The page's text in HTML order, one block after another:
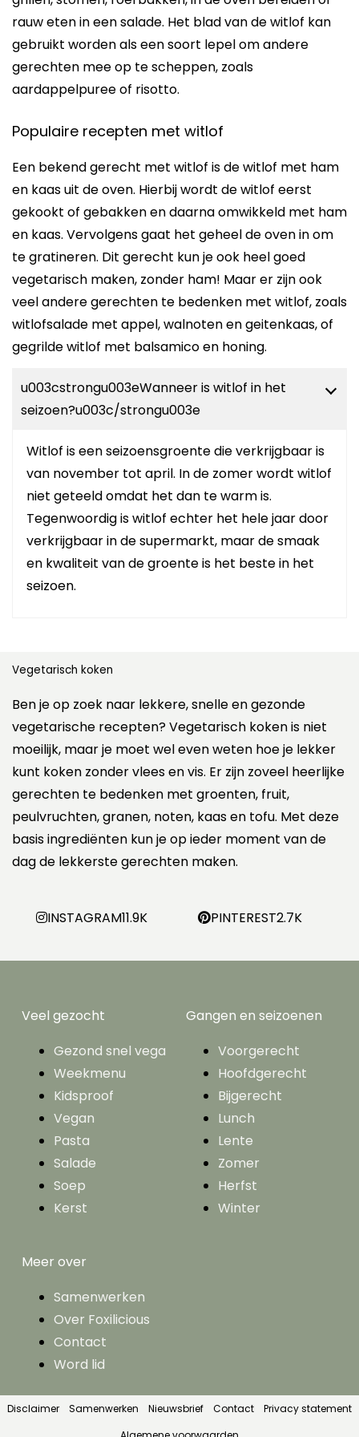
rauw eten in een salade. Het blad van de witlof kan
gebruikt worden als een soort lepel om andere
gerechten mee op te scheppen, zoals
aardappelpuree of risotto.
Populaire recepten met witlof
Een bekend gerecht met witlof is de witlof met ham
en kaas uit de oven. Hierbij wordt de witlof eerst
gekookt of gebakken en daarna omwikkeld met ham
en kaas. Vervolgens gaat het geheel de oven in om
te gratineren. Dit gerecht kun je ook heel goed
vegetarisch maken, zonder ham! Maar er zijn ook
veel andere gerechten te bedenken met witlof, zoals
witlofsalade met appel, walnoten en geitenkaas, of
gegrilde witlof met balsamico en honing.
u003cstrongu003eWanneer is witlof in het
seizoen?u003c/strongu003e
Witlof is een seizoensgroente die verkrijgbaar is
van november tot april. In de zomer wordt witlof
niet geteeld omdat het dan te warm is.
Tegenwoordig is witlof echter het hele jaar door
verkrijgbaar in de supermarkt, maar de smaak
en kwaliteit van de groente is het beste in het
seizoen.
Vegetarisch koken
Ben je op zoek naar lekkere, snelle en gezonde
vegetarische recepten? Vegetarisch koken is niet
moeilijk, maar je moet wel even weten hoe je lekker
kunt koken zonder vlees en vis. Er zijn zoveel heerlijke
gerechten te bedenken met groenten, fruit,
peulvruchten, granen, noten, kaas en tofu. Met deze
basis ingrediënten kun je op ieder moment van de
dag de lekkerste gerechten maken.
INSTAGRAM11.9K PINTEREST2.7K
Veel gezocht
Gezond snel vega
Weekmenu
Kidsproof
Vegan
Pasta
Salade
Soep
Kerst
Gangen en seizoenen
Voorgerecht
Hoofdgerecht
Bijgerecht
Lunch
Lente
Zomer
Herfst
Winter
Meer over
Samenwerken
Over Foxilicious
Contact
Word lid
Disclaimer Samenwerken Nieuwsbrief Contact
Privacy statement